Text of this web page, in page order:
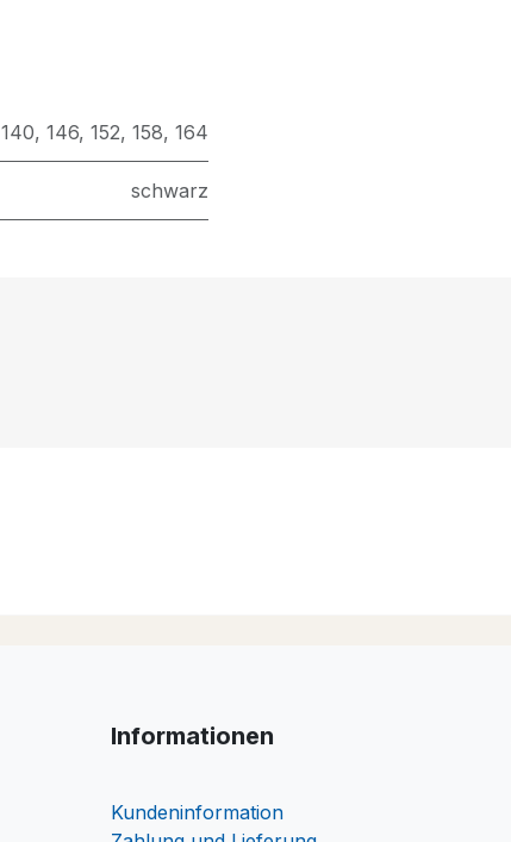
140, 146, 152, 158, 164
schwarz
Informationen
Kundeninformation